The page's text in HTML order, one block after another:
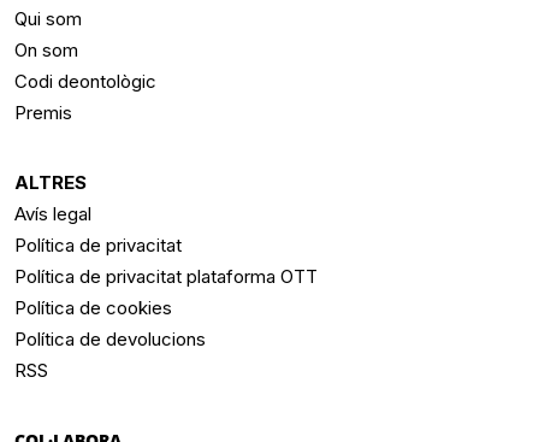
Qui som
On som
Codi deontològic
Premis
ALTRES
Avís legal
Política de privacitat
Política de privacitat plataforma OTT
Política de cookies
Política de devolucions
RSS